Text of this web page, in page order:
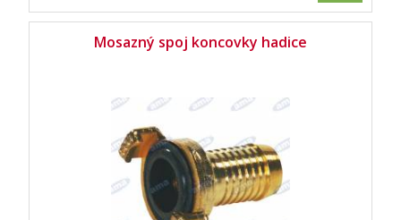
Mosazný spoj koncovky hadice